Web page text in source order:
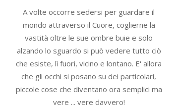
A volte occorre sedersi per guardare il
mondo attraverso il Cuore, coglierne la
vastità oltre le sue ombre buie e solo
alzando lo sguardo si può vedere tutto ciò
che esiste, lì fuori, vicino e lontano. E' allora
che gli occhi si posano su dei particolari,
piccole cose che diventano ora semplici ma
vere ... vere davvero!